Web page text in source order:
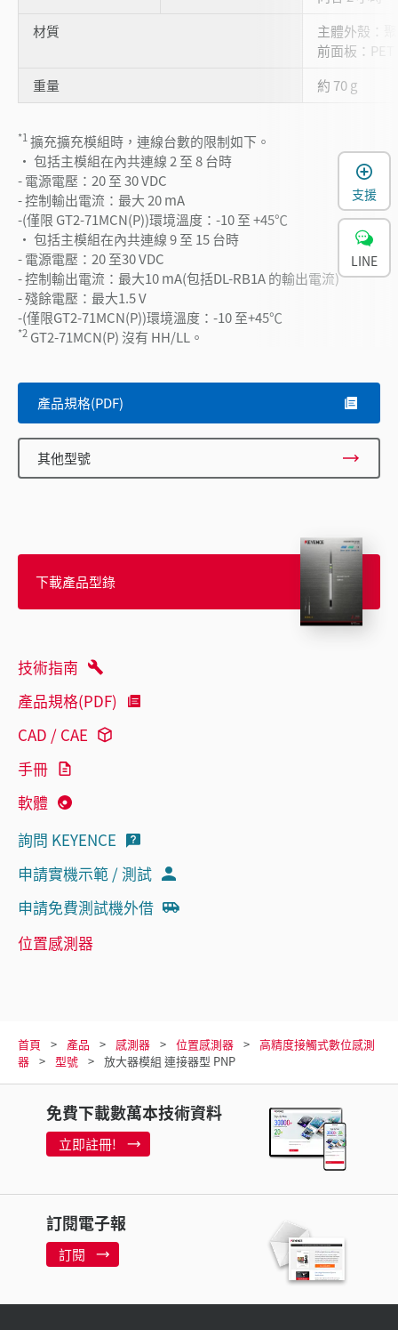
材質
主體外殼：
前面板：
重量
約 70 g
*1 擴充擴充模組時，連線台數的限制如下。
・ 包括主模組在內共連線 2 至 8 台時
- 電源電壓：20 至 30 VDC
- 控制輸出電流：最大 20 mA
-(僅限 GT2-71MCN(P))環境溫度：-10 至 +45℃
・ 包括主模組在內共連線 9 至 15 台時
- 電源電壓：20 至30 VDC
- 控制輸出電流：最大10 mA(包括DL-RB1A 的輸出電流)
- 殘餘電壓：最大1.5 V
-(僅限GT2-71MCN(P))環境溫度：-10 至+45℃
*2 GT2-71MCN(P) 沒有 HH/LL。
產品規格(PDF)
其他型號
下載產品型錄
技術指南
產品規格(PDF)
CAD / CAE
手冊
軟體
詢問 KEYENCE
申請實機示範 / 測試
申請免費測試機外借
位置感測器
首頁 產品 感測器 位置感測器
高精度接觸式數位感測
器
型號 放大器模組 連接器型 PNP
免費下載數萬本技術資料
立即註冊!
訂閱電子報
訂閱
支援
LINE